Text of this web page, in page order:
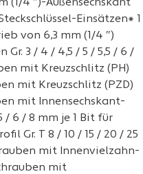
(1/4 ″)-Außensechskant
Einsätzen* 1
von 6,3 mm (1/4 ″)
Gr. 3 / 4 / 4,5 / 5 / 5,5 / 6 /
mit Kreuzschlitz (PH)
mit Kreuzschlitz (PZD)
mit Innensechskant-
/ 6 / 8 mm je 1 Bit für
Gr. T 8 / 10 / 15 / 20 / 25
mit Innenvielzahn-
mit